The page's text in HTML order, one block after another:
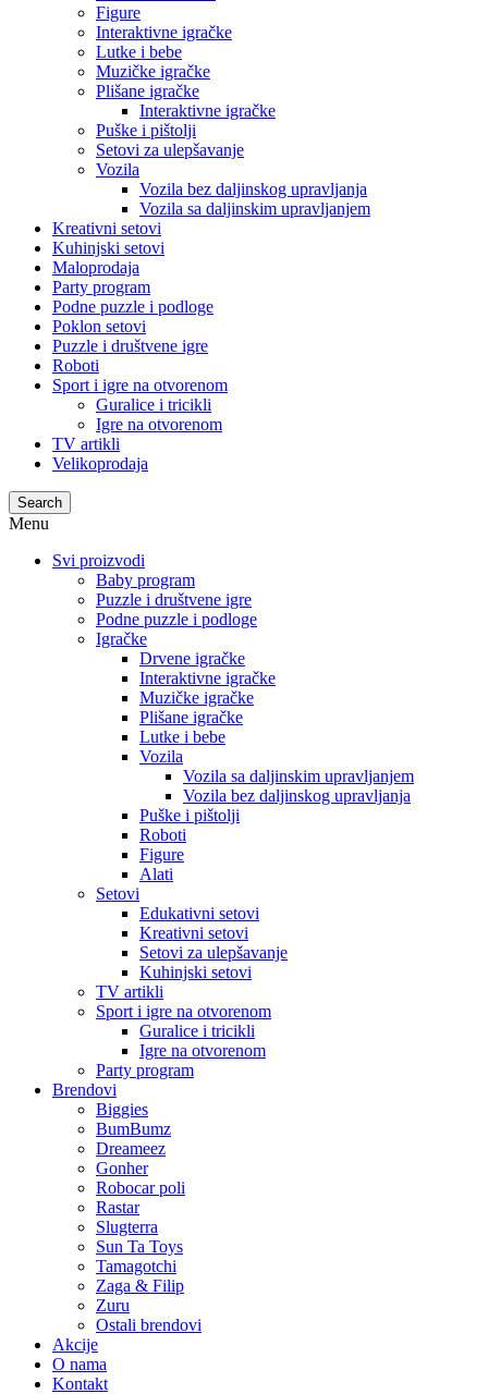
Figure
Interaktivne igračke
Lutke i bebe
Muzičke igračke
Plišane igračke
Interaktivne igračke
Puške i pištolji
Setovi za ulepšavanje
Vozila
Vozila bez daljinskog upravljanja
Vozila sa daljinskim upravljanjem
Kreativni setovi
Kuhinjski setovi
Maloprodaja
Party program
Podne puzzle i podloge
Poklon setovi
Puzzle i društvene igre
Roboti
Sport i igre na otvorenom
Guralice i tricikli
Igre na otvorenom
TV artikli
Velikoprodaja
Search
Menu
Svi proizvodi
Baby program
Puzzle i društvene igre
Podne puzzle i podloge
Igračke
Drvene igračke
Interaktivne igračke
Muzičke igračke
Plišane igračke
Lutke i bebe
Vozila
Vozila sa daljinskim upravljanjem
Vozila bez daljinskog upravljanja
Puške i pištolji
Roboti
Figure
Alati
Setovi
Edukativni setovi
Kreativni setovi
Setovi za ulepšavanje
Kuhinjski setovi
TV artikli
Sport i igre na otvorenom
Guralice i tricikli
Igre na otvorenom
Party program
Brendovi
Biggies
BumBumz
Dreameez
Gonher
Robocar poli
Rastar
Slugterra
Sun Ta Toys
Tamagotchi
Zaga & Filip
Zuru
Ostali brendovi
Akcije
O nama
Kontakt